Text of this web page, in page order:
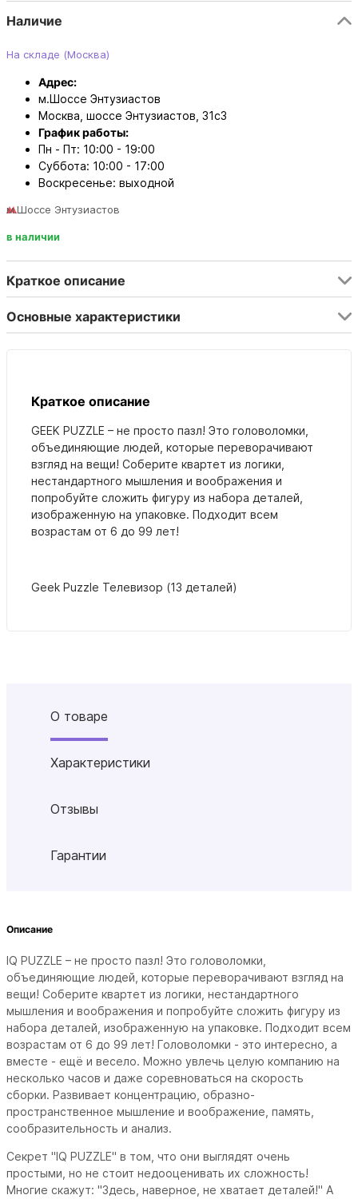
Наличие
На складе (Москва)
Адрес:
м.Шоссе Энтузиастов
Москва, шоссе Энтузиастов, 31с3
График работы:
Пн - Пт: 10:00 - 19:00
Суббота: 10:00 - 17:00
Воскресенье: выходной
м.Шоссе Энтузиастов
в наличии
Краткое описание
Основные характеристики
Краткое описание
GEEK PUZZLE – не просто пазл! Это головоломки,
объединяющие людей, которые переворачивают
взгляд на вещи! Соберите квартет из логики,
нестандартного мышления и воображения и
попробуйте сложить фигуру из набора деталей,
изображенную на упаковке. Подходит всем
возрастам от 6 до 99 лет!
Geek Puzzle Телевизор (13 деталей)
О товаре
Характеристики
Отзывы
Гарантии
Описание
IQ PUZZLE – не просто пазл! Это головоломки,
объединяющие людей, которые переворачивают взгляд на
вещи! Соберите квартет из логики, нестандартного
мышления и воображения и попробуйте сложить фигуру из
набора деталей, изображенную на упаковке. Подходит всем
возрастам от 6 до 99 лет! Головоломки - это интересно, а
вместе - ещё и весело. Можно увлечь целую компанию на
несколько часов и даже соревноваться на скорость
сборки. Развивает концентрацию, образно-
пространственное мышление и воображение, память,
сообразительность и анализ.
Секрет "IQ PUZZLE" в том, что они выглядят очень
простыми, но не стоит недооценивать их сложность!
Многие скажут: "Здесь, наверное, не хватает деталей!" А